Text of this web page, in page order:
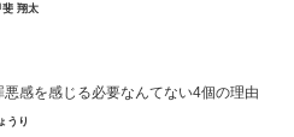
斐 翔太
感を感じる必要なんてない4個の理由
うり